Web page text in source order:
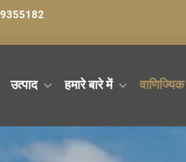
उत्पाद हमारे बारे में वाणिज्यिक